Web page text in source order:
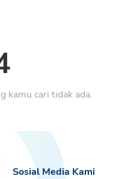
kamu cari tidak ada.
Sosial Media Kami